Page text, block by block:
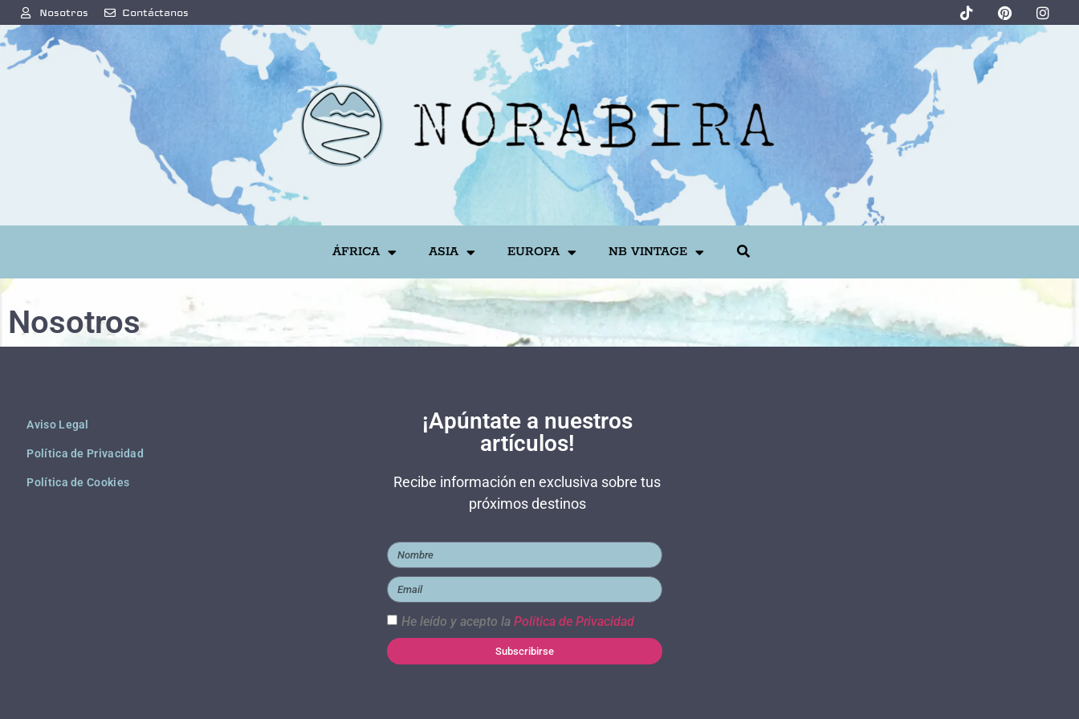
Nosotros Contáctanos
ÁFRICA ASIA EUROPA NB VINTAGE
Nosotros
Aviso Legal
Política de Privacidad
Política de Cookies
¡Apúntate a nuestros
artículos!
Recibe información en exclusiva sobre tus
próximos destinos
He leído y acepto laPolítica de Privacidad
Subscribirse